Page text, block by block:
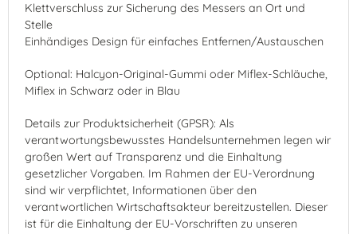
Klettverschluss zur Sicherung des Messers an Ort und
Stelle
Einhändiges Design für einfaches Entfernen/Austauschen
Optional: Halcyon-Original-Gummi oder Miflex-Schläuche,
Miflex in Schwarz oder in Blau
Details zur Produktsicherheit (GPSR): Als
verantwortungsbewusstes Handelsunternehmen legen wir
großen Wert auf Transparenz und die Einhaltung
gesetzlicher Vorgaben. Im Rahmen der EU-Verordnung
sind wir verpflichtet, Informationen über den
verantwortlichen Wirtschaftsakteur bereitzustellen. Dieser
ist für die Einhaltung der EU-Vorschriften zu unseren